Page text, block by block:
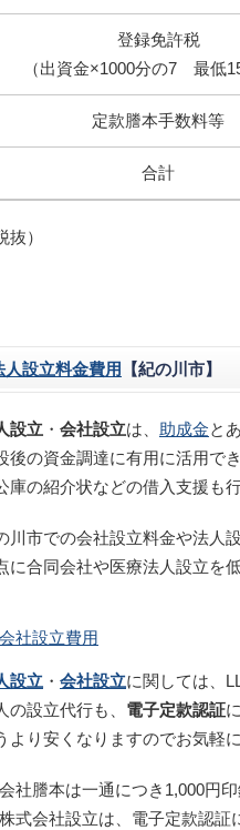
登録免許税
（出資金×1000分の7 最低15
定款謄本手数料等
合計
抜）
人設立料金費用 【紀の川市】
設立 ・ 会社設立は、 助成金と
後の資金調達に有用に活用で
庫の紹介状などの借入支援も
川市での会社設立料金や法人
に合同会社や医療法人設立を
会社設立費用
設立 ・ 会社設立に関しては、
の設立代行も、 電子定款認証
より安くなりますのでお気軽
会社謄本は一通につき1,000円
株式会社設立は、電子定款認証